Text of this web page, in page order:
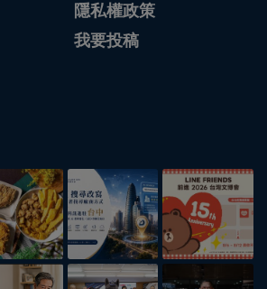
隱私權政策
我要投稿